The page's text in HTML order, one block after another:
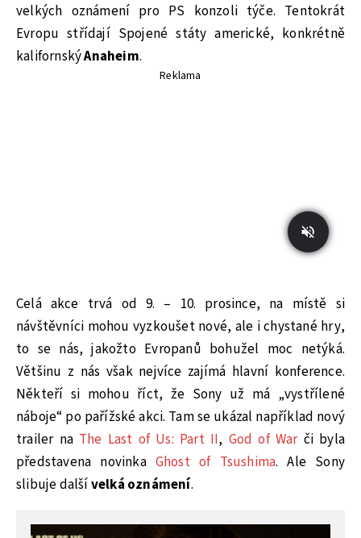
velkých oznámení pro PS konzoli týče. Tentokrát
Evropu střídají Spojené státy americké, konkrétně
kalifornskýAnaheim.
Reklama
Celá akce trvá od 9. – 10. prosince, na místě si
návštěvníci mohou vyzkoušet nové, ale i chystané hry,
to se nás, jakožto Evropanů bohužel moc netýká.
Většinu z nás však nejvíce zajímá hlavní konference.
Někteří si mohou říct, že Sony už má „vystřílené
náboje“ po pařížské akci. Tam se ukázal například nový
trailer na The Last of Us: Part II, God of Warči byla
představena novinka Ghost of Tsushima. Ale Sony
slibuje dalšívelká oznámení.